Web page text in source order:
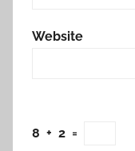
Website
8 + 2 =